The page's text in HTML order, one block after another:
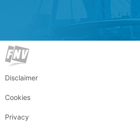
Disclaimer
Cookies
Privacy